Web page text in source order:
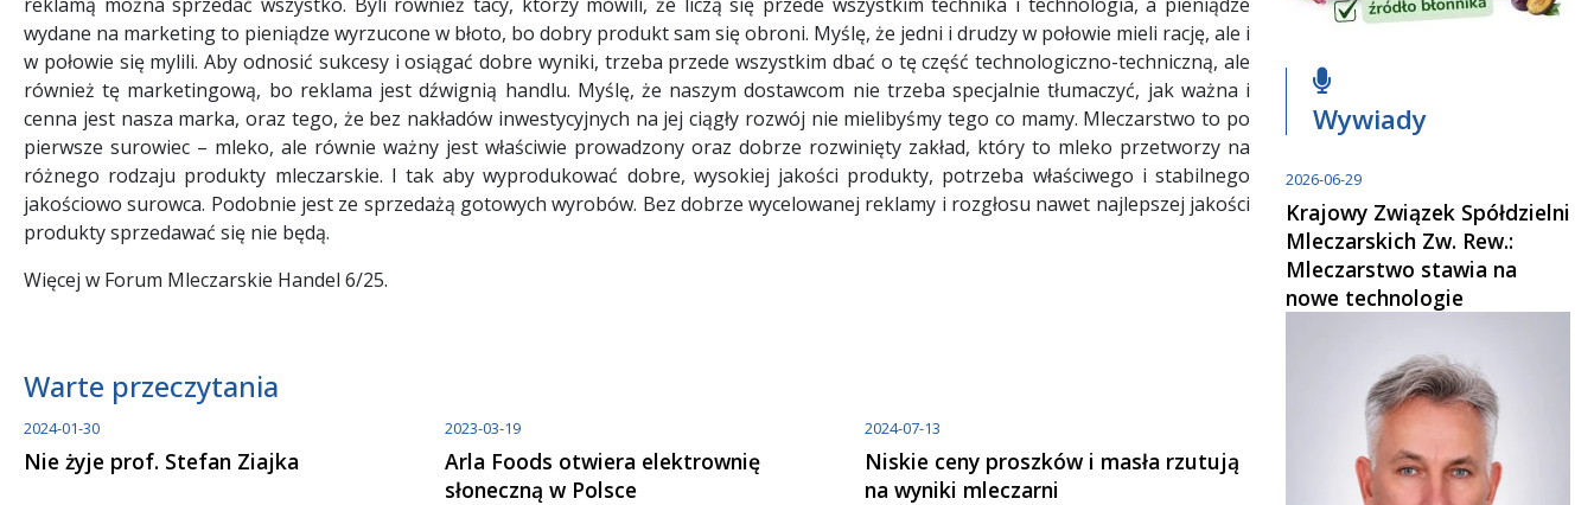
wydane na marketing to pieniądze wyrzucone w błoto, bo dobry produkt sam się obroni. Myślę, że jedni i drudzy w połowie mieli rację, ale i
w połowie się mylili. Aby odnosić sukcesy i osiągać dobre wyniki, trzeba przede wszystkim dbać o tę część technologiczno-techniczną, ale
również tę marketingową, bo reklama jest dźwignią handlu. Myślę, że naszym dostawcom nie trzeba specjalnie tłumaczyć, jak ważna i
cenna jest nasza marka, oraz tego, że bez nakładów inwestycyjnych na jej ciągły rozwój nie mielibyśmy tego co mamy. Mleczarstwo to po
pierwsze surowiec – mleko, ale równie ważny jest właściwie prowadzony oraz dobrze rozwinięty zakład, który to mleko przetworzy na
różnego rodzaju produkty mleczarskie. I tak aby wyprodukować dobre, wysokiej jakości produkty, potrzeba właściwego i stabilnego
jakościowo surowca. Podobnie jest ze sprzedażą gotowych wyrobów. Bez dobrze wycelowanej re­klamy i rozgłosu nawet najlepszej jakości
produkty sprzedawać się nie będą.
Więcej w Forum Mleczarskie Handel 6/25.
Warte przeczytania
2024-01-30
Nie żyje prof. Stefan Ziajka
2023-03-19
Arla Foods otwiera elektrownię
słoneczną w Polsce
2024-07-13
Niskie ceny proszków i masła rzutują
na wyniki mleczarni
Wywiady
2026-06-29
Krajowy Związek Spółdzielni
Mleczarskich Zw. Rew.:
Mleczarstwo stawia na
nowe technologie